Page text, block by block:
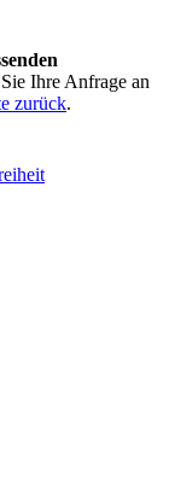
Ihre Anfrage an
zurück.